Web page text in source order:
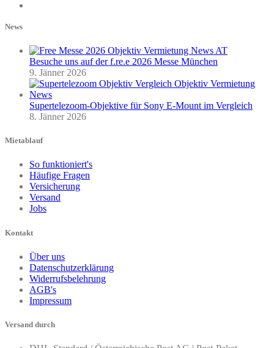
News
Besuche uns auf der f.re.e 2026 Messe München
9. Jänner 2026
Supertelezoom-Objektive für Sony E-Mount im Vergleich
8. Jänner 2026
Mietablauf
So funktioniert's
Häufige Fragen
Versicherung
Versand
Jobs
Kontakt
Über uns
Datenschutzerklärung
Widerrufsbelehrung
AGB's
Impressum
Versand durch